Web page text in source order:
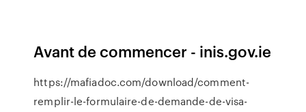
Avant de commencer - inis.gov.ie
https://mafiadoc.com/download/comment-
remplir-le-formulaire-de-demande-de-visa-